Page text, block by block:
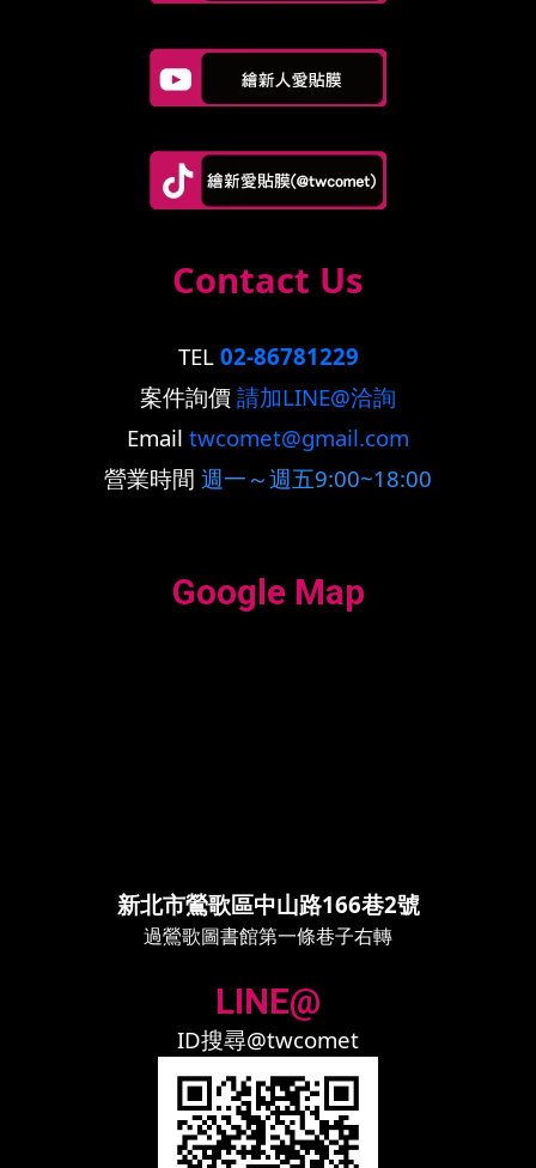
Contact Us
TEL 02-86781229
案件詢價 請加LINE@洽詢
Email twcomet@gmail.com
營業時間 週一～週五9:00~18:00
Google Map
新北市鶯歌區中山路166巷2號
過鶯歌圖書館第一條巷子右轉
LINE@
ID搜尋@twcomet